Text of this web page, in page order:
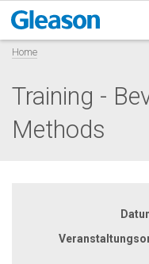
Home
Training -
Methods